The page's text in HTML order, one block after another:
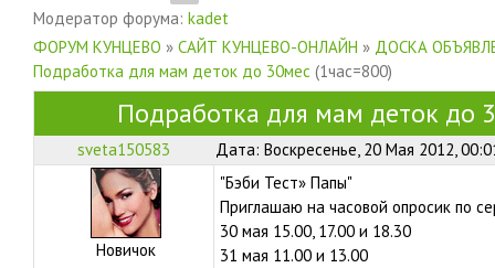
Модератор форума: kadet
ФОРУМ КУНЦЕВО » САЙТ КУНЦЕВО-ОНЛАЙН » ДОСКА
Подработка для мам деток до 30мес (1час=800)
Подработка для мам деток до
sveta150583 Дата: Воскресенье, 20 Мая 2012,
Новичок
"Бэби Тест» Папы"
Приглашаю на часовой опросик по
30 мая 15.00, 17.00 и 18.30
31 мая 11.00 и 13.00